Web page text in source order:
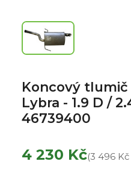
Koncový
Lybra - 1.9 D /
46739400
4 230 Kč(3 496